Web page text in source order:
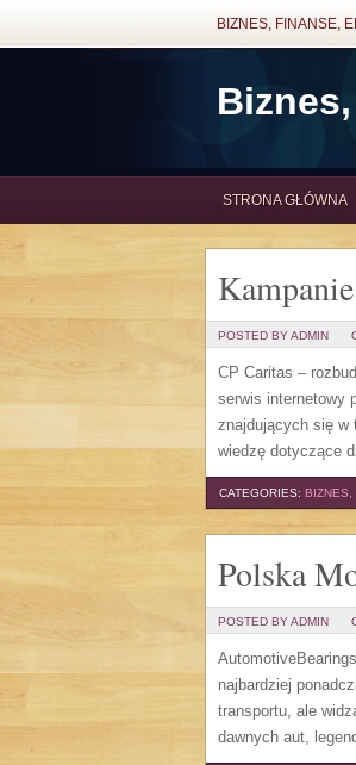
BIZNES, FINANSE,
STRONA GŁÓWNA
POSTED BY ADMIN
CP Caritas –
serwis internetowy
znajdujących się w
wiedzę dotyczące
CATEGORIES: BIZNES,
Polska
POSTED BY ADMIN
najbardziej
transportu, ale
dawnych aut,